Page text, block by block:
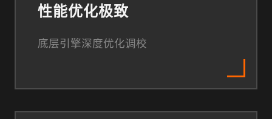
性能优化极致
底层引擎深度优化调校